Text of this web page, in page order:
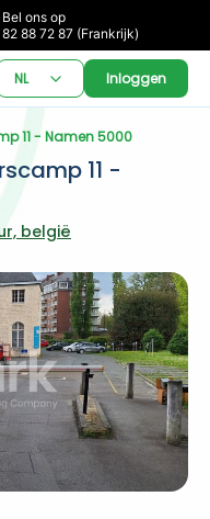
ons op
88 72 87 (Frankrijk)
NL Inloggen
11 - Namen 5000
11 -
belgië